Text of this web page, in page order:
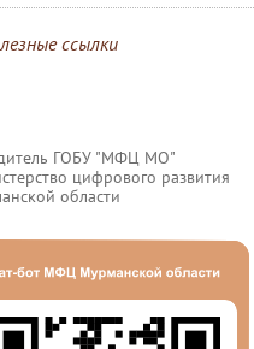
ссылки
ГОБУ "МФЦ МО"
цифрового развития
области